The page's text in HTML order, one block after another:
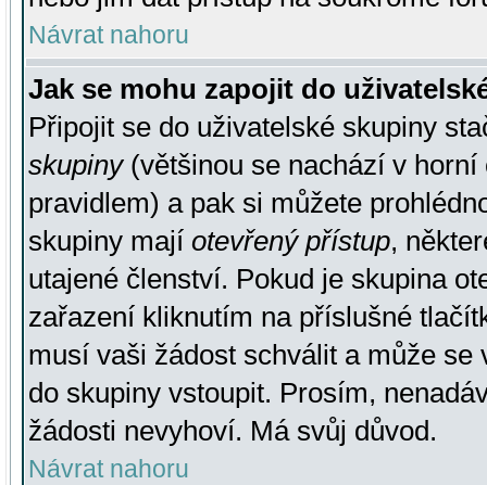
Návrat nahoru
Jak se mohu zapojit do
Připojit se do uživatelské skupiny
skupiny(většinou se nachází v horní
pravidlem) a pak si můžete
skupiny mají otevřený přístup,
utajené členství. Pokud je skupina
zařazení kliknutím na příslušné
musí vaši žádost schválit a může se
do skupiny vstoupit. Prosím,
žádosti nevyhoví. Má svůj důvod.
Návrat nahoru